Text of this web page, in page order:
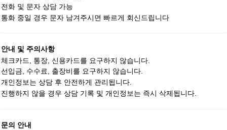
전화 및 문자 상담 가능
통화 중일 경우 문자 남겨주시면 빠르게 회신드립니다
안내 및 주의사항
체크카드, 통장, 신용카드를 요구하지 않습니다.
선입금, 수수료, 출장비를 요구하지 않습니다.
개인정보는 상담 후 안전하게 관리됩니다.
진행하지 않을 경우 상담 기록 및 개인정보는 즉시 삭제됩니다.
문의 안내